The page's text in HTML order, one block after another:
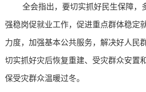
全会指出，要切实抓好民生保障，
强稳岗促就业工作，促进重点群体稳定
力度，加强基本公共服务，解决好人民
切实抓好灾后恢复重建、受灾群众安置
保受灾群众温暖过冬。